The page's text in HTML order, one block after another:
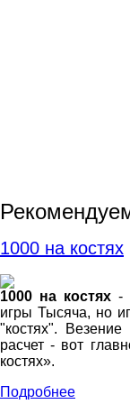
1000 на костях
1000 на костях -
игры Тысяча, но
"костях".
расчет - вот
костях».
Подробнее